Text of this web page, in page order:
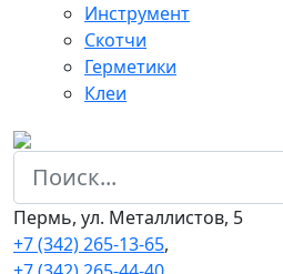
Инструмент
Скотчи
Герметики
Клеи
Пермь, ул. Металлистов, 5
+7 (342) 265-13-65,